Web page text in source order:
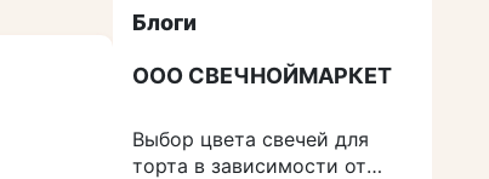
Блоги
ООО СВЕЧНОЙМАРКЕТ
Выбор цвета свечей для
торта в зависимости от